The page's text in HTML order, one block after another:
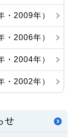
・2009年）
・2006年）
・2004年）
・2002年）
せ